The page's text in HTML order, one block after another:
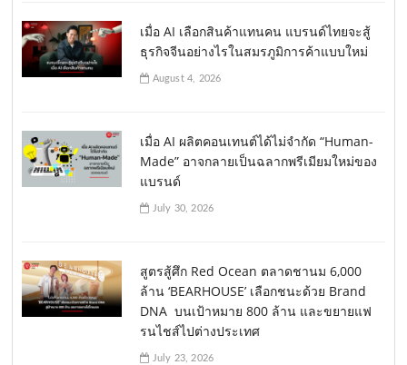
เมื่อ AI เลือกสินค้าแทนคน แบรนด์ไทยจะสู้
ธุรกิจจีนอย่างไรในสมรภูมิการค้าแบบใหม่
August 4, 2026
เมื่อ AI ผลิตคอนเทนต์ได้ไม่จำกัด “Human-
Made” อาจกลายเป็นฉลากพรีเมียมใหม่ของ
แบรนด์
July 30, 2026
สูตรสู้ศึก Red Ocean ตลาดชานม 6,000
ล้าน ‘BEARHOUSE’ เลือกชนะด้วย Brand
DNA บนเป้าหมาย 800 ล้าน และขยายแฟ
รนไชส์ไปต่างประเทศ
July 23, 2026